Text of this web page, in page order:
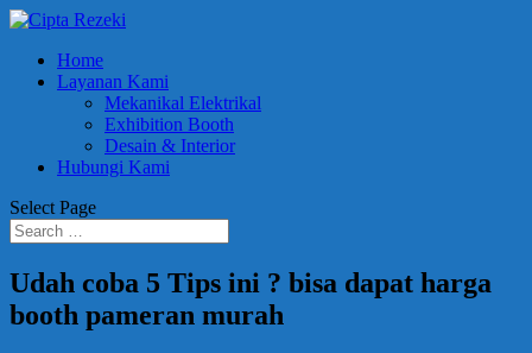
Home
Layanan Kami
Mekanikal Elektrikal
Exhibition Booth
Desain & Interior
Hubungi Kami
Select Page
Udah coba 5 Tips ini ? bisa dapat harga
booth pameran murah